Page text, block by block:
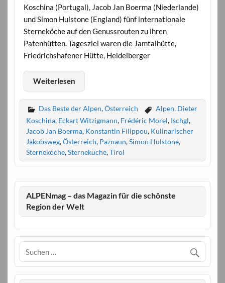
Koschina (Portugal), Jacob Jan Boerma (Niederlande)
und Simon Hulstone (England) fünf internationale
Sterneköche auf den Genussrouten zu ihren
Patenhütten. Tagesziel waren die Jamtalhütte,
Friedrichshafener Hütte, Heidelberger
Weiterlesen
Das Beste der Alpen,Österreich Alpen, Dieter
Koschina, Eckart Witzigmann, Frédéric Morel, Ischgl,
Jacob Jan Boerma, Konstantin Filippou, Kulinarischer
Jakobsweg,Österreich, Paznaun,Simon Hulstone,
Sterneköche,Sterneküche,Tirol
ALPENmag – das Magazin für die schönste
Region der Welt